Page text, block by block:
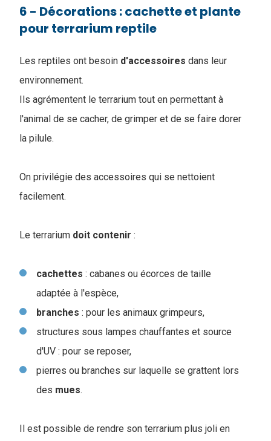
6 - Décorations : cachette et plante
pour terrarium reptile
Les reptiles ont besoin d'accessoires dans leur
environnement.
Ils agrémentent le terrarium tout en permettant à
l'animal de se cacher, de grimper et de se faire dorer
la pilule.
On privilégie des accessoires qui se nettoient
facilement.
Le terrarium doit contenir :
cachettes : cabanes ou écorces de taille
adaptée à l'espèce,
branches : pour les animaux grimpeurs,
structures sous lampes chauffantes et source
d'UV : pour se reposer,
pierres ou branches sur laquelle se grattent lors
des mues.
Il est possible de rendre son terrarium plus joli en